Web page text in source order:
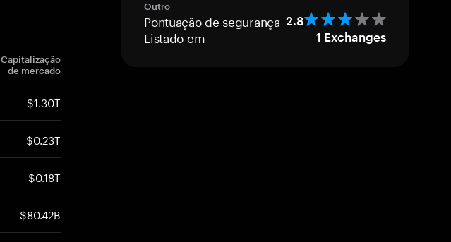
Outro
Pontuação de segurança 2.8
Listado em 1 Exchanges
Capitalização
de mercado
$1.30T
$0.23T
$0.18T
$80.42B